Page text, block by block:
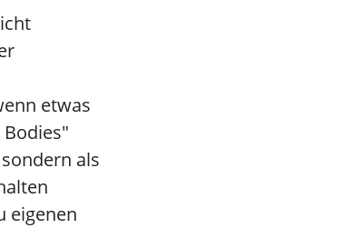
etwas
als
eigenen